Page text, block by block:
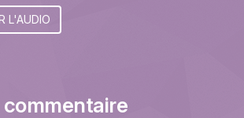
L'AUDIO